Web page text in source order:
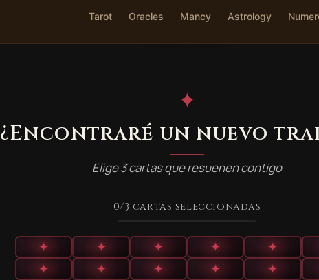
Tarot Oracles Mancy Astrology
✦
¿Encontraré un nuevo
Elige 3 cartas que resuenen contigo
0/3 cartas seleccionadas
✦ ✦ ✦ ✦ ✦
✦
✦ ✦ ✦ ✦